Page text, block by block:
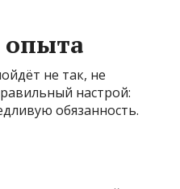
опыта
не так, не
настрой:
обязанность.